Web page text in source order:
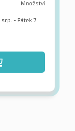
Množství
- Pátek 7